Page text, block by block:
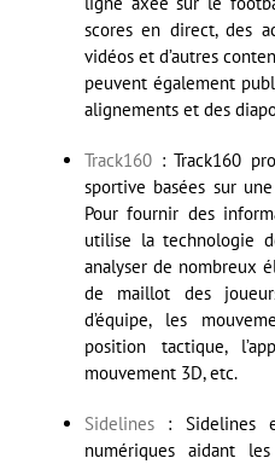
scores en direct, des
vidéos et d’autres
peuvent également
alignements et des
Track160 : Track160
sportive basées sur
Pour fournir des
utilise la technologie
analyser de nombreux
de maillot des
d’équipe, les
position tactique,
mouvement 3D, etc.
Sidelines : Sidelines
numériques aidant